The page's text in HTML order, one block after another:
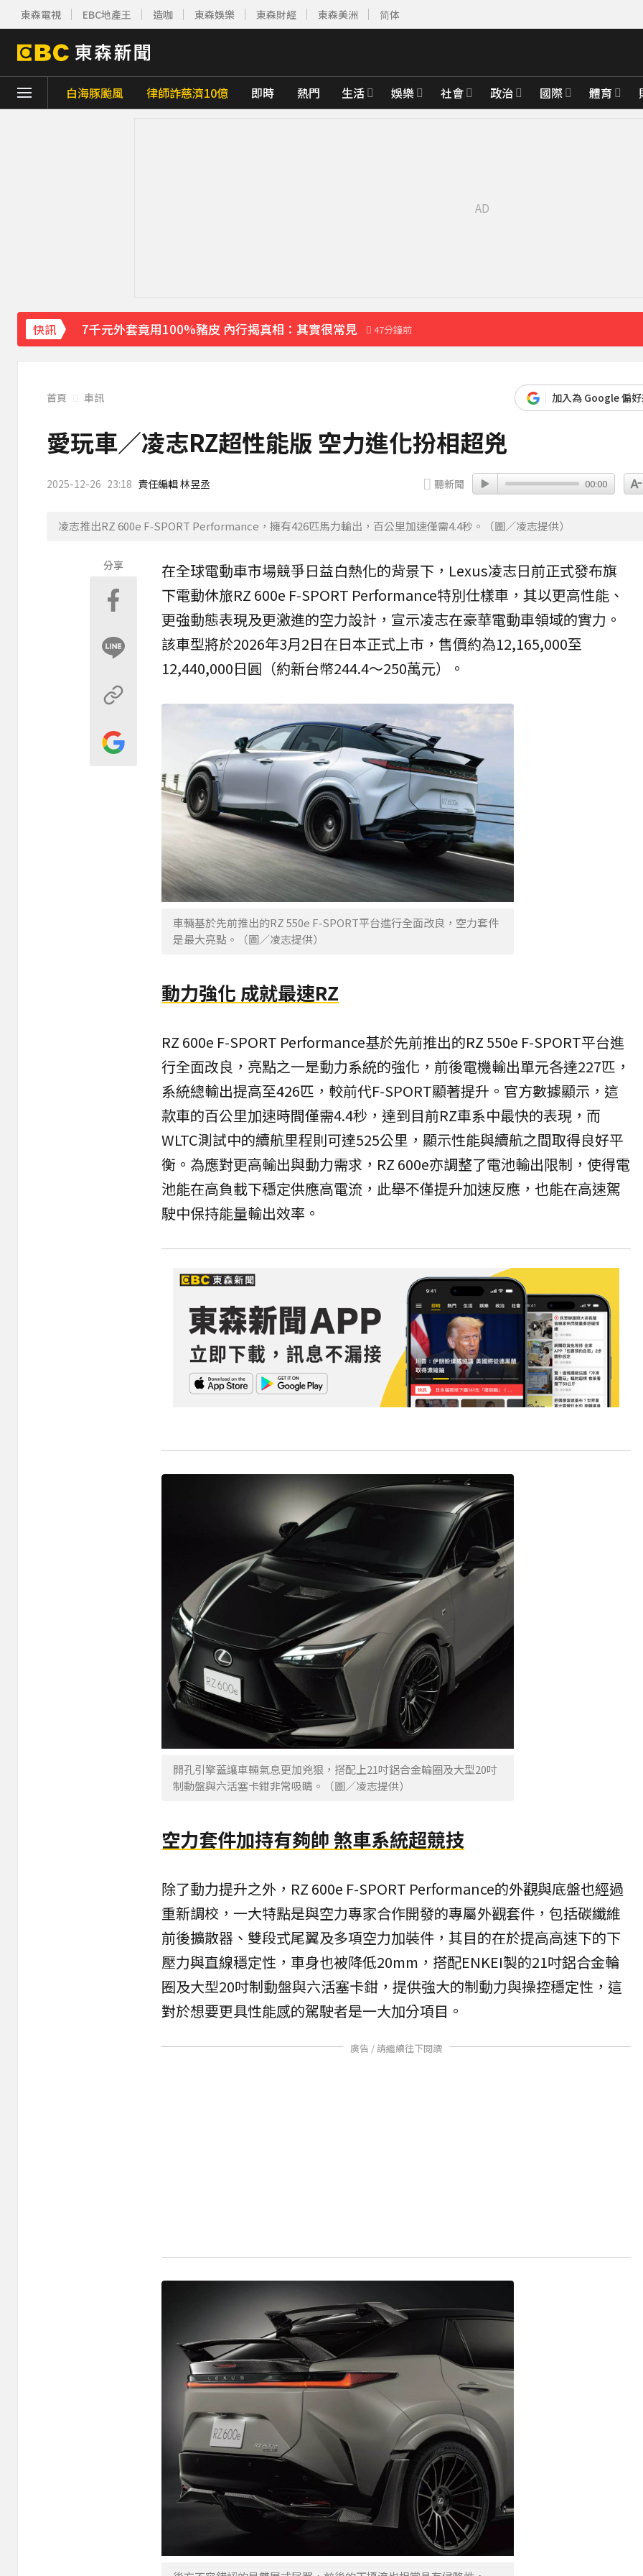
東森電視 EBC地產王 造咖 東森娛樂 東森財經 東森美洲 简体
白海豚颱風 律師詐慈濟10億 即時 熱門 生活 娛樂 社會 政治 國際 體育
快訊 7千元外套竟用100%豬皮 內行揭真相：其實很常見 47分鐘前
《理財達人秀》X 安聯投信免費講座報名中！搶先卡位 2027
埃及知名女星涉販毒！ 遭「判死刑」震撼社會
下載東森App，隨時掌握天下大小事！
首頁 車訊 加入為 Google 偏
愛玩車／凌志RZ超性能版 空力進化扮相超兇
2025-12-26 23:18 責任編輯 林昱丞 聽新聞 00:00
凌志推出RZ 600e F‑SPORT Performance，擁有426匹馬力輸出，百公里加速僅需4.4秒。（圖／凌志提供）
分享 在全球電動車市場競爭日益白熱化的背景下， Lexus凌志日前正式發布旗
下電動休旅RZ 600e F‑SPORT Performance特別仕樣車，其以更高性能、
更強動態表現及更激進的空力設計，宣示凌志在豪華電動車領域的實力。
該車型將於2026年3月2日在日本正式上市，售價約為12,165,000至
12,440,000日圓（約新台幣244.4～250萬元）。
車輛基於先前推出的RZ 550e F‑SPORT平台進行全面改良，空力套件
是最大亮點。（圖／凌志提供）
動力強化 成就最速RZ
RZ 600e F‑SPORT Performance基於先前推出的RZ 550e F‑SPORT平台進
行全面改良，亮點之一是動力系統的強化，前後電機輸出單元各達227匹，
系統總輸出提高至426匹，較前代F‑SPORT顯著提升。官方數據顯示，這
款車的百公里加速時間僅需4.4秒，達到目前RZ車系中最快的表現，而
WLTC測試中的續航里程則可達525公里，顯示性能與續航之間取得良好平
衡。為應對更高輸出與動力需求，RZ 600e亦調整了電池輸出限制，使得電
池能在高負載下穩定供應高電流，此舉不僅提升加速反應，也能在高速駕
駛中保持能量輸出效率。
開孔引擎蓋讓車輛氣息更加兇狠，搭配上21吋鋁合金輪圈及大型20吋
制動盤與六活塞卡鉗非常吸睛。（圖／凌志提供）
空力套件加持有夠帥 煞車系統超競技
除了動力提升之外，RZ 600e F‑SPORT Performance的外觀與底盤也經過
重新調校，一大特點是與空力專家合作開發的專屬外觀套件，包括碳纖維
前後擴散器、雙段式尾翼及多項空力加裝件，其目的在於提高高速下的下
壓力與直線穩定性，車身也被降低20mm，搭配ENKEI製的21吋鋁合金輪
圈及大型20吋制動盤與六活塞卡鉗，提供強大的制動力與操控穩定性，這
對於想要更具性能感的駕駛者是一大加分項目。
廣告 / 請繼續往下閱讀